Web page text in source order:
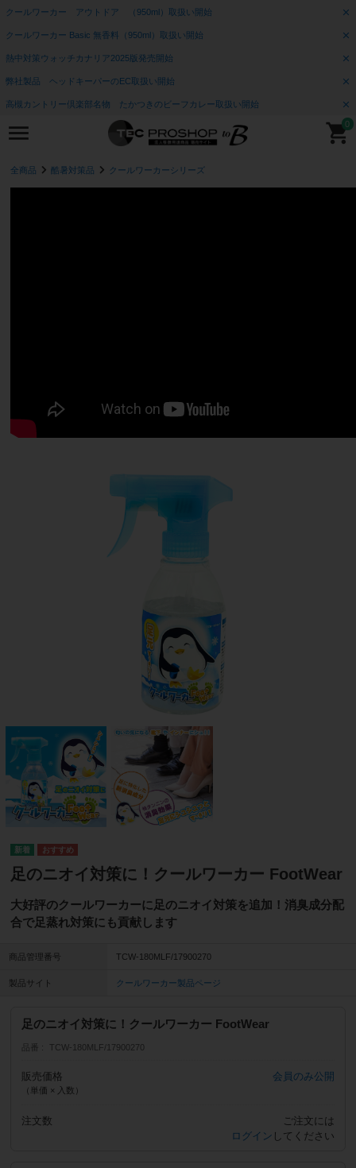
クールワーカー アウトドア （950ml）取扱い開始
クールワーカー Basic 無香料（950ml）取扱い開始
熱中対策ウォッチカナリア2025版発売開始
弊社製品 ヘッドキーパーのEC取扱い開始
高槻カントリー倶楽部名物 たかつきのビーフカレー取扱い開始
0
全商品 酷暑対策品 クールワーカーシリーズ
足のニオイ対策に！クールワーカー FootWear
大好評のクールワーカーに足のニオイ対策を追加！消臭成分配
合で足蒸れ対策にも貢献します
商品管理番号 TCW-180MLF/17900270
製品サイト クールワーカー製品ページ
足のニオイ対策に！クールワーカー FootWear
品番 TCW-180MLF/17900270
販売価格
（単価 × 入数）
会員のみ公開
注文数
ご注文には
ログイン してください